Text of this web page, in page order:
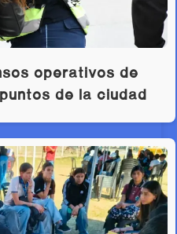
operativos de
de la ciudad